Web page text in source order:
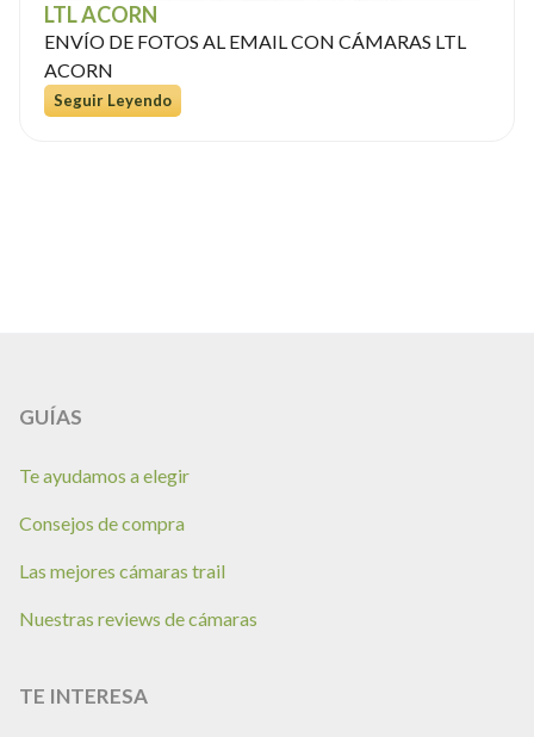
LTL ACORN
ENVÍO DE FOTOS AL EMAIL CON CÁMARAS LTL
ACORN
Seguir Leyendo
GUÍAS
Te ayudamos a elegir
Consejos de compra
Las mejores cámaras trail
Nuestras reviews de cámaras
TE INTERESA